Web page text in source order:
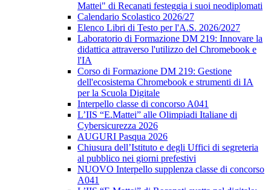
Mattei" di Recanati festeggia i suoi neodiplomati
Calendario Scolastico 2026/27
Elenco Libri di Testo per l'A.S. 2026/2027
Laboratorio di Formazione DM 219: Innovare la
didattica attraverso l'utilizzo del Chromebook e
l'IA
Corso di Formazione DM 219: Gestione
dell'ecosistema Chromebook e strumenti di IA
per la Scuola Digitale
Interpello classe di concorso A041
L’IIS “E.Mattei” alle Olimpiadi Italiane di
Cybersicurezza 2026
AUGURI Pasqua 2026
Chiusura dell’Istituto e degli Uffici di segreteria
al pubblico nei giorni prefestivi
NUOVO Interpello supplenza classe di concorso
A041